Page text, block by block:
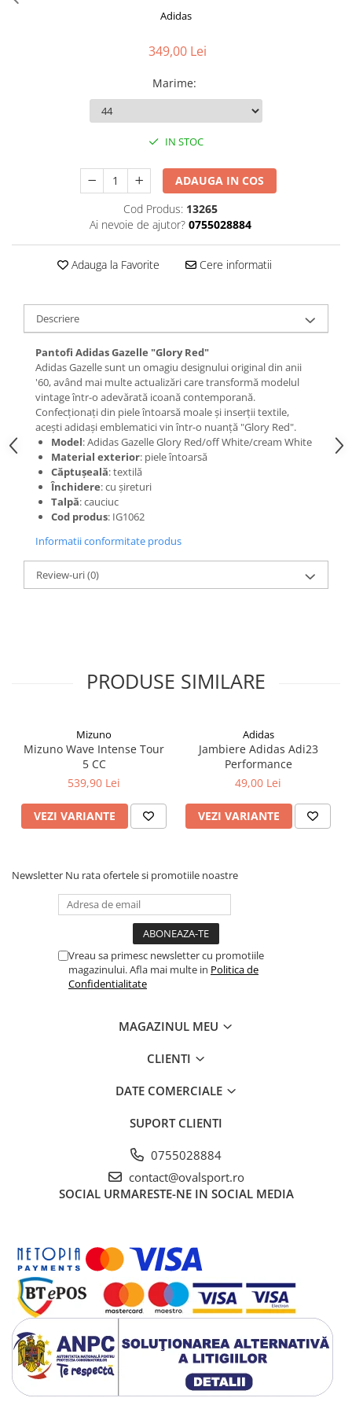
Adidas
349,00 Lei
Marime:
IN STOC
ADAUGA IN COS
Cod Produs: 13265
Ai nevoie de ajutor? 0755028884
Adauga la Favorite Cere informatii
Descriere
Pantofi Adidas Gazelle "Glory Red"
Adidas Gazelle sunt un omagiu designului original din anii
'60, având mai multe actualizări care transformă modelul
vintage într-o adevărată icoană contemporană.
Confecționați din piele întoarsă moale și inserții textile,
acești adidași emblematici vin într-o nuanță "Glory Red".
Model: Adidas Gazelle Glory Red/off White/cream White
Material exterior: piele întoarsă
Căptușeală: textilă
Închidere: cu șireturi
Talpă: cauciuc
Cod produs: IG1062
Informatii conformitate produs
Review-uri(0)
PRODUSE SIMILARE
Mizuno
Mizuno Wave Intense Tour
5 CC
539,90 Lei
VEZI VARIANTE
Adidas
Jambiere Adidas Adi23
Performance
49,00 Lei
VEZI VARIANTE
Newsletter Nu rata ofertele si promotiile noastre
Vreau sa primesc newsletter cu promotiile
magazinului. Afla mai multe in Politica de
Confidentialitate
MAGAZINUL MEU
CLIENTI
DATE COMERCIALE
SUPORT CLIENTI
0755028884
contact@ovalsport.ro
SOCIAL URMARESTE-NE IN SOCIAL MEDIA